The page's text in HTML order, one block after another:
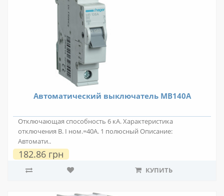
Автоматический выключатель MB140A
Отключающая способность 6 кА. Характеристика
отключения В. I ном.=40А. 1 полюсный Описание:
Автомати..
182.86 грн
КУПИТЬ